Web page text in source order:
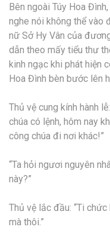
Bên ngoài Túy Hoa
nghe nói không thể vào
nữ Sở Hy Vân của
dẫn theo mấy tiểu thư
kinh ngạc khi phát hiện
Hoa Đình bèn bước lên
Thủ vệ cung kính hành
chúa có lệnh, hôm nay
công chúa đi nơi khác!”
“Ta hỏi ngươi nguyên
này?”
Thủ vệ lắc đầu: “Ti
mà thôi.”